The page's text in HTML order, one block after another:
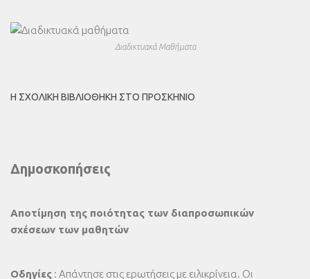
Διαδικτυακά Μαθήματα
Η ΣΧΟΛΙΚΉ ΒΙΒΛΙΟΘΉΚΗ ΣΤΟ ΠΡΟΣΚΉΝΙΟ
Δημοσκοπήσεις
Αποτίμηση της ποιότητας των διαπροσωπικών
σχέσεων των μαθητών
Οδηγίες : Απάντησε στις ερωτήσεις με ειλικρίνεια. Οι